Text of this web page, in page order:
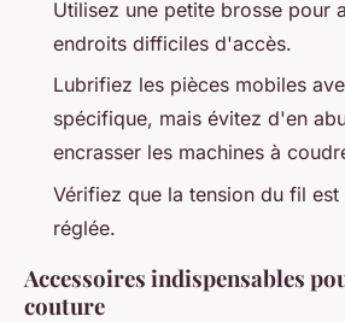
Utilisez une petite brosse pour
endroits difficiles d'accès.
Lubrifiez les pièces mobiles
spécifique, mais évitez d'en
encrasser les machines à
Vérifiez que la tension du fil
réglée.
Accessoires indispensables
couture